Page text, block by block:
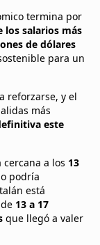
termina por
los salarios más
de dólares
para un
reforzarse, y el
más
este
a los 13
podría
está
13 a 17
que llegó a valer